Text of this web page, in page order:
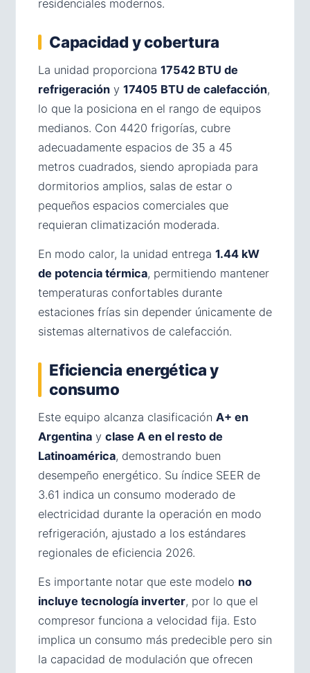
residenciales modernos.
Capacidad y cobertura
La unidad proporciona 17542 BTU de
refrigeración y 17405 BTU de calefacción,
lo que la posiciona en el rango de equipos
medianos. Con 4420 frigorías, cubre
adecuadamente espacios de 35 a 45
metros cuadrados, siendo apropiada para
dormitorios amplios, salas de estar o
pequeños espacios comerciales que
requieran climatización moderada.
En modo calor, la unidad entrega 1.44 kW
de potencia térmica, permitiendo mantener
temperaturas confortables durante
estaciones frías sin depender únicamente de
sistemas alternativos de calefacción.
Eficiencia energética y
consumo
Este equipo alcanza clasificación A+ en
Argentina y clase A en el resto de
Latinoamérica, demostrando buen
desempeño energético. Su índice SEER de
3.61 indica un consumo moderado de
electricidad durante la operación en modo
refrigeración, ajustado a los estándares
regionales de eficiencia 2026.
Es importante notar que este modelo no
incluye tecnología inverter, por lo que el
compresor funciona a velocidad fija. Esto
implica un consumo más predecible pero sin
la capacidad de modulación que ofrecen